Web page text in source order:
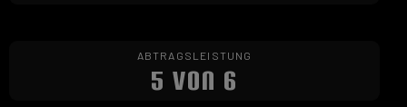
ABTRAGSLEISTUNG
5 VON 6